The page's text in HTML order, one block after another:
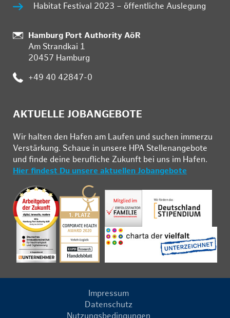
Habitat Festival 2023 – öffentliche Auslegung
Standort:
Hamburg Port Authority AöR
Am Strandkai 1
20457 Hamburg
Telefon:
+49 40 42847-0
AKTUELLE JOBANGEBOTE
Wir hal­ten den Ha­fen am Lau­fen und su­chen im­mer­zu
Ver­stär­kung. Schau­e in un­se­re HPA Stel­len­an­ge­bo­te
und fin­de deine be­ruf­li­che Zu­kunft bei uns im Ha­fen.
Hier findest Du unsere aktuellen Jobangebote
Impressum
Datenschutz